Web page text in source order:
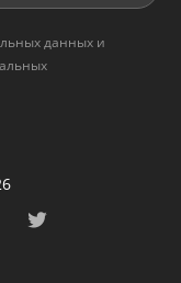
данных и